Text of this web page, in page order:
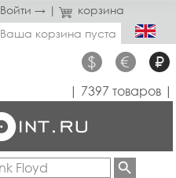
Войти → |
корзина
Ваша корзина пуста
$ € ₽
| 7397 товаров |